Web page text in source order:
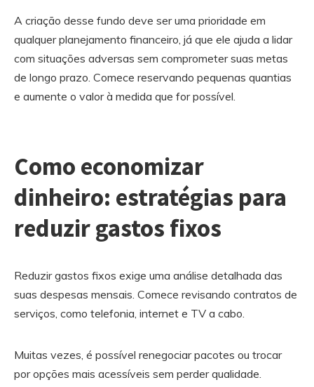
A criação desse fundo deve ser uma prioridade em
qualquer planejamento financeiro, já que ele ajuda a lidar
com situações adversas sem comprometer suas metas
de longo prazo. Comece reservando pequenas quantias
e aumente o valor à medida que for possível.
Como economizar
dinheiro: estratégias para
reduzir gastos fixos
Reduzir gastos fixos exige uma análise detalhada das
suas despesas mensais. Comece revisando contratos de
serviços, como telefonia, internet e TV a cabo.
Muitas vezes, é possível renegociar pacotes ou trocar
por opções mais acessíveis sem perder qualidade.